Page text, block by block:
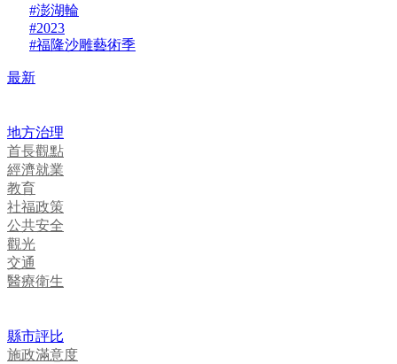
#澎湖輪
#2023
#福隆沙雕藝術季
最新
地方治理
首長觀點
經濟就業
教育
社福政策
公共安全
觀光
交通
醫療衛生
縣市評比
施政滿意度